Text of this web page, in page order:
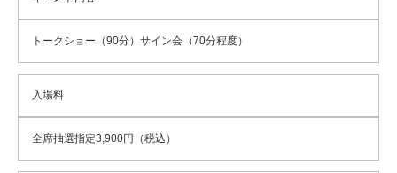
トークショー（90分）サイン会（70分程度）
入場料
全席抽選指定3,900円（税込）